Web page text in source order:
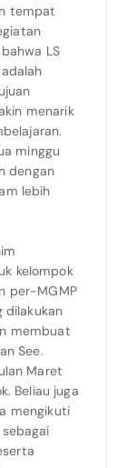
tempat
LS
menarik
minggu
dengan
lebih
kelompok
per-MGMP
dilakukan
membuat
See.
Maret
Beliau juga
mengikuti